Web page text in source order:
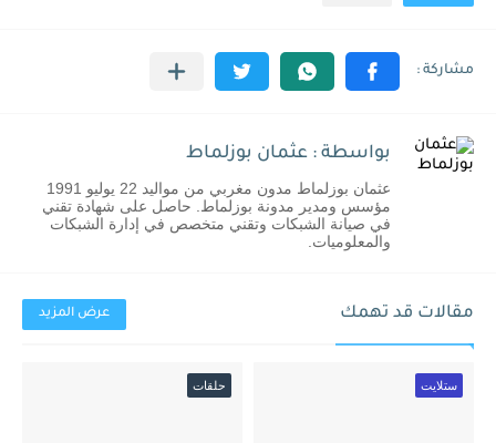
بواسطة : عثمان بوزلماط
عثمان بوزلماط مدون مغربي من مواليد 22 يوليو 1991
مؤسس ومدير مدونة بوزلماط. حاصل على شهادة تقني
في صيانة الشبكات وتقني متخصص في إدارة الشبكات
والمعلوميات.
مقالات قد تهمك عرض المزيد
ستلايت حلقات